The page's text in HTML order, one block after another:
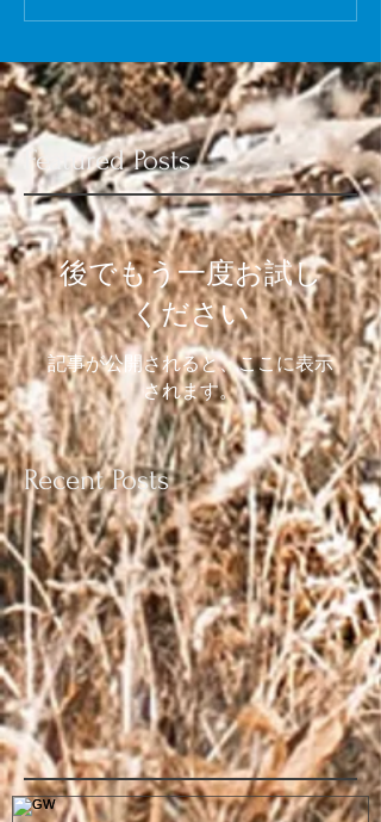
Featured Posts
後でもう一度お試し
ください
記事が公開されると、ここに表示
されます。
Recent Posts